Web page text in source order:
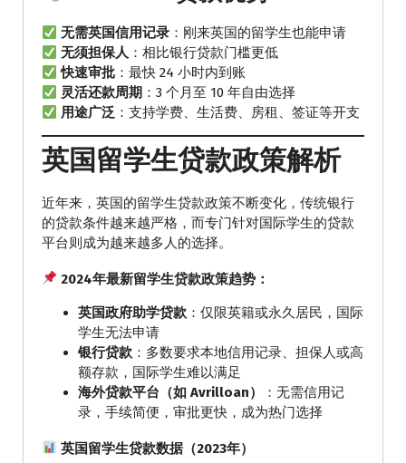
无需英国信用记录 ：刚来英国的留学生也能申请
无须担保人 ：相比银行贷款门槛更低
快速审批 ：最快 24 小时内到账
灵活还款周期 ：3 个月至 10 年自由选择
用途广泛 ：支持学费、生活费、房租、签证等开支
英国留学生贷款政策解析
近年来，英国的留学生贷款政策不断变化，传统银行
的贷款条件越来越严格，而专门针对国际学生的贷款
平台则成为越来越多人的选择。
2024年最新留学生贷款政策趋势：
英国政府助学贷款 ：仅限英籍或永久居民，国际
学生无法申请
银行贷款 ：多数要求本地信用记录、担保人或高
额存款，国际学生难以满足
海外贷款平台（如 Avrilloan）
：无需信用记
录，手续简便，审批更快，成为热门选择
英国留学生贷款数据（2023年）